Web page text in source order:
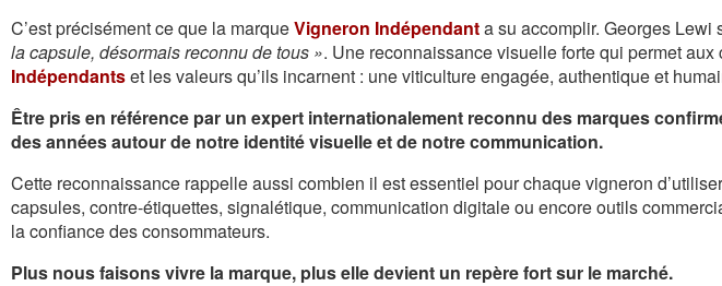
C’est précisément ce que la marqueVigneron Indépendanta su accomplir. Georges Lewi
la capsule, désormais reconnu de tous ». Une reconnaissance visuelle forte qui permet
Indépendantset les valeurs qu’ils incarnent : une viticulture engagée, authentique et
Être pris en référence par un expert internationalement reconnu des marques
des années autour de notre identité visuelle et de notre communication.
Cette reconnaissance rappelle aussi combien il est essentiel pour chaque vigneron
capsules, contre-étiquettes, signalétique, communication digitale ou encore outils
la confiance des consommateurs.
Plus nous faisons vivre la marque, plus elle devient un repère fort sur le marché.